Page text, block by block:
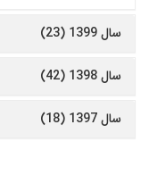
سال 1399 (23)
سال 1398 (42)
سال 1397 (18)